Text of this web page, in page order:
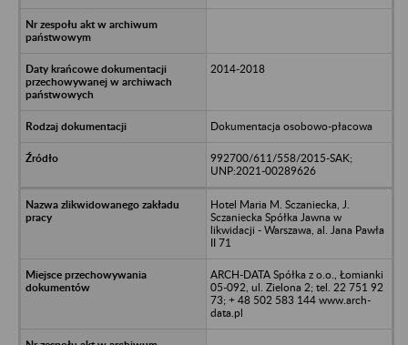
2014-2018
Dokumentacja osobowo-płacowa
992700/611/558/2015-SAK;
UNP:2021-00289626
Hotel Maria M. Sczaniecka, J.
Sczaniecka Spółka Jawna w
likwidacji - Warszawa, al. Jana Pawła
II 71
ARCH-DATA Spółka z o.o., Łomianki
05-092, ul. Zielona 2; tel. 22 751 92
73; + 48 502 583 144 www.arch-
data.pl